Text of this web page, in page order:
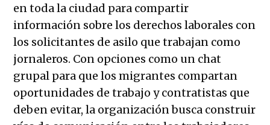
en toda la ciudad para compartir
información sobre los derechos laborales con
los solicitantes de asilo que trabajan como
jornaleros. Con opciones como un chat
grupal para que los migrantes compartan
oportunidades de trabajo y contratistas que
deben evitar, la organización busca construir